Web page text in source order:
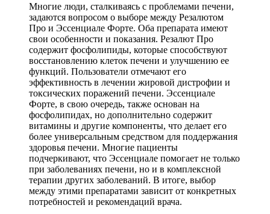
Многие люди, сталкиваясь с проблемами печени,
задаются вопросом о выборе между Резалютом
Про и Эссенциале Форте. Оба препарата имеют
свои особенности и показания. Резалют Про
содержит фосфолипиды, которые способствуют
восстановлению клеток печени и улучшению ее
функций. Пользователи отмечают его
эффективность в лечении жировой дистрофии и
токсических поражений печени. Эссенциале
Форте, в свою очередь, также основан на
фосфолипидах, но дополнительно содержит
витамины и другие компоненты, что делает его
более универсальным средством для поддержания
здоровья печени. Многие пациенты
подчеркивают, что Эссенциале помогает не только
при заболеваниях печени, но и в комплексной
терапии других заболеваний. В итоге, выбор
между этими препаратами зависит от конкретных
потребностей и рекомендаций врача.